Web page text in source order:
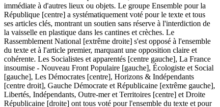
immédiate à d'autres lieux ou objets. Le groupe Ensemble pour la
République [centre] a systématiquement voté pour le texte et tous
ses articles clés, montrant un soutien sans réserve à l'interdiction de
la vaisselle en plastique dans les cantines et crèches. Le
Rassemblement National [extrême droite] s'est opposé à l'ensemble
du texte et à l'article premier, marquant une opposition claire et
cohérente. Les Socialistes et apparentés [centre gauche], La France
insoumise - Nouveau Front Populaire [gauche], Écologiste et Social
[gauche], Les Démocrates [centre], Horizons & Indépendants
[centre droit], Gauche Démocrate et Républicaine [extrême gauche],
Libertés, Indépendants, Outre-mer et Territoires [centre] et Droite
Républicaine [droite] ont tous voté pour l'ensemble du texte et pour